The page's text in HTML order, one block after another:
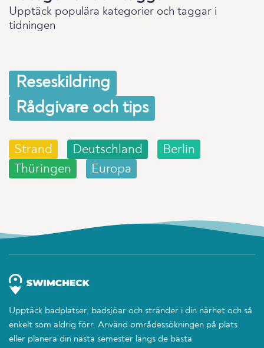
Upptäck populära kategorier och taggar i
tidningen
Reseskildring
Rådgivare och tips
Strand Deutschland
Berlin
Thüringen
Europa
Upptäck badplatser, badsjöar och stränder i din närhet och så
enkelt som aldrig förr. Använd områdessökningen på plats
eller planera din nästa semester längs de bästa